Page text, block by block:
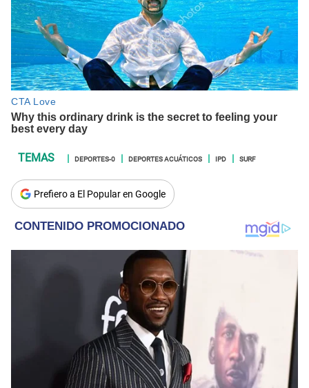
DEPORTES-0 DEPORTES ACUÁTICOS IPD SURF
Prefiero a El Popular en Google